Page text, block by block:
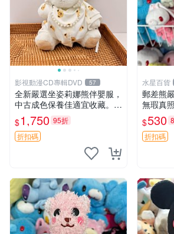
影視動漫CD專輯DVD 57
全新嚴選坐姿莉娜熊伴嬰服，
中古成色保養佳適宜收藏。無
盒子但品質完好，快速出貨。
建議入手！ 中古 玩偶 滬漫
$1,750 95折
折扣碼
水星百貨
郵差熊
無瑕真
抱枕 紅
$530
折扣碼